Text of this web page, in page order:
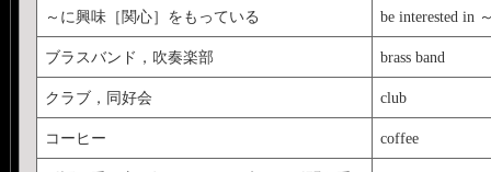
～に興味［関心］をもっている be interested in
ブラスバンド，吹奏楽部 brass band
クラブ，同好会 club
コーヒー coffee